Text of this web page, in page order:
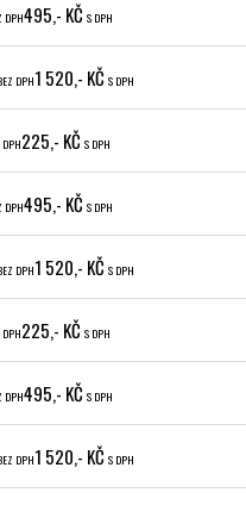
DPH495,- KČS DPH
DPH1 520,- KČS DPH
DPH225,- KČS DPH
DPH495,- KČS DPH
DPH1 520,- KČS DPH
DPH225,- KČS DPH
DPH495,- KČS DPH
DPH1 520,- KČS DPH